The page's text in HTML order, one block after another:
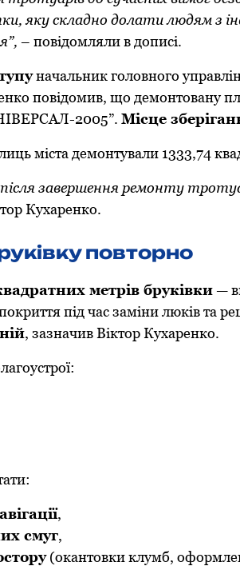
яку складно долати людям з
– повідомляли в дописі.
начальник головного
повідомив, що демонтовану
2005”. Місце
міста демонтували 1333,74
завершення ремонту
Кухаренко.
повторно
метрів бруківки—
під час заміни люків та
, зазначив Віктор Кухаренко.
,
смуг,
(окантовки клумб,